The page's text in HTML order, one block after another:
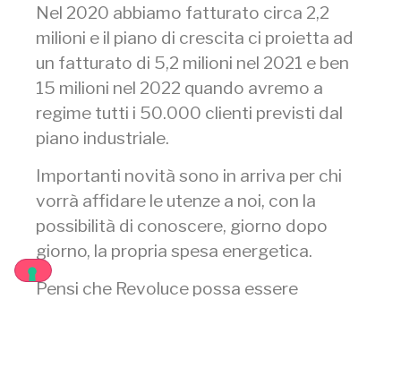
Nel 2020 abbiamo fatturato circa 2,2
milioni e il piano di crescita ci proietta ad
un fatturato di 5,2 milioni nel 2021 e ben
15 milioni nel 2022 quando avremo a
regime tutti i 50.000 clienti previsti dal
piano industriale.
Importanti novità sono in arriva per chi
vorrà affidare le utenze a noi, con la
possibilità di conoscere, giorno dopo
giorno, la propria spesa energetica.
Pensi che Revoluce possa essere